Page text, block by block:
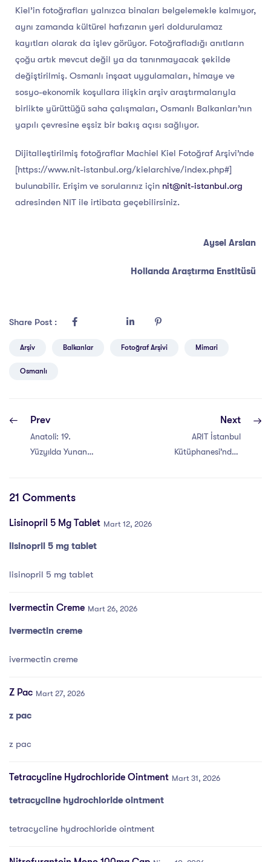
Kiel’in fotoğrafları yalnızca binaları belgelemekle kalmıyor,
aynı zamanda kültürel hafızanın yeri doldurulamaz
kayıtları olarak da işlev görüyor. Fotoğrafladığı anıtların
çoğu artık mevcut değil ya da tanınmayacak şekilde
değiştirilmiş. Osmanlı inşaat uygulamaları, himaye ve
sosyo-ekonomik koşullara ilişkin arşiv araştırmalarıyla
birlikte yürüttüğü saha çalışmaları, Osmanlı Balkanları’nın
yapılı çevresine eşsiz bir bakış açısı sağlıyor.
Dijitalleştirilmiş fotoğraflar Machiel Kiel Fotoğraf Arşivi’nde
[https://www.nit-istanbul.org/kielarchive/index.php#]
bulunabilir. Erişim ve sorularınız için nit@nit-istanbul.org
adresinden NIT ile irtibata geçebilirsiniz.
Aysel Arslan
Hollanda Araştırma Enstitüsü
Share Post :
Arşiv Balkanlar Fotoğraf Arşivi Mimari
Osmanlı
Prev
Anatoli: 19.
Yüzyılda Yunan
Osmanlı Gazetesi
Next
ARIT İstanbul
Kütüphanesi’nden
21 Comments
Lisinopril 5 Mg Tablet Mart 12, 2026
lisinopril 5 mg tablet
lisinopril 5 mg tablet
Ivermectin Creme Mart 26, 2026
ivermectin creme
ivermectin creme
Z Pac Mart 27, 2026
z pac
z pac
Tetracycline Hydrochloride Ointment Mart 31, 2026
tetracycline hydrochloride ointment
tetracycline hydrochloride ointment